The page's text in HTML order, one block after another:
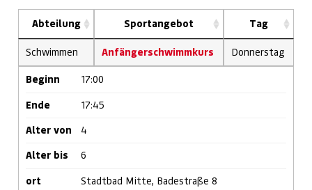
Abteilung Sportangebot Tag
Schwimmen Anfängerschwimmkurs Donnerstag
Beginn 17:00
Ende 17:45
Alter von 4
Alter bis 6
ort Stadtbad Mitte, Badestraße 8